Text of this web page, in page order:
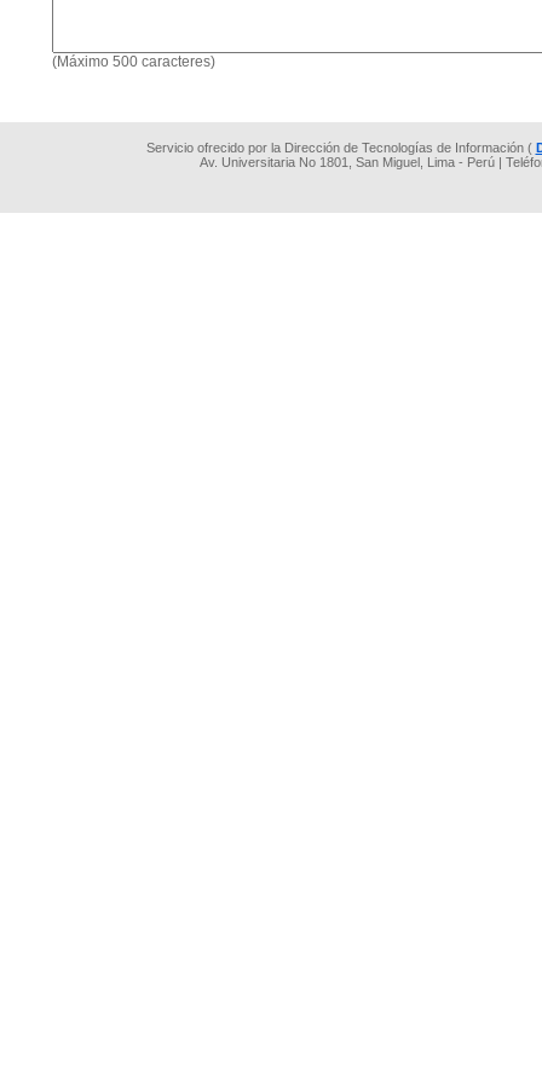
(Máximo 500 caracteres)
Servicio ofrecido por la Dirección de Tecnologías de Información (
Av. Universitaria No 1801, San Miguel, Lima - Perú |